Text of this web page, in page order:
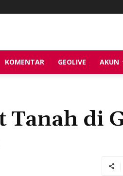
KOMENTAR GEOLIVE AKUN
di